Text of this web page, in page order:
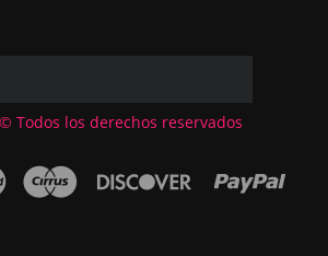
Todos los derechos reservados